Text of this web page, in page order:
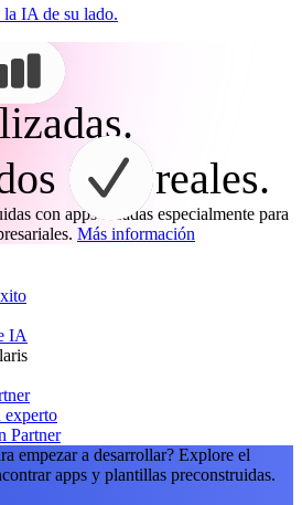
la IA de su lado.
reales.
con apps creadas especialmente para
Más información
IA
experto
Partner
empezar a desarrollar? Explore el
apps y plantillas preconstruidas.